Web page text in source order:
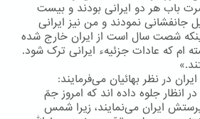
باب هر دو ایرانی بودند و بیست
جانفشانی نمودند و من نیز ایرانی
شصت سال است از ایران خارج شده
ام که عادات جزئیهء ایرانی ترک شود.
در نظر بهائیان می‌فرمایند:
در انظار جلوه داده اند که امروز جمّ
پرستش ایران می‌نمایند، زیرا شمس